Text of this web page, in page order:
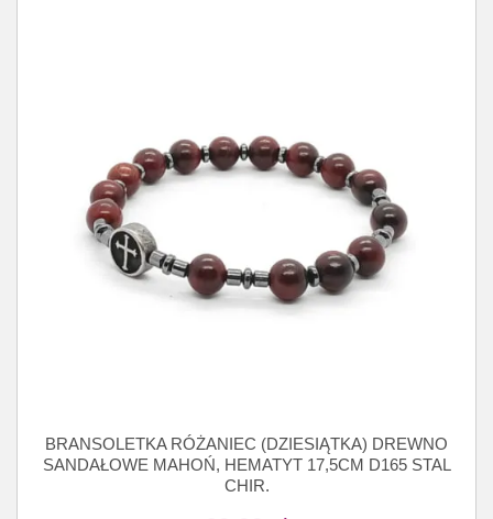
BRANSOLETKA RÓŻANIEC (DZIESIĄTKA) DREWNO
SANDAŁOWE MAHOŃ, HEMATYT 17,5CM D165 STAL
CHIR.